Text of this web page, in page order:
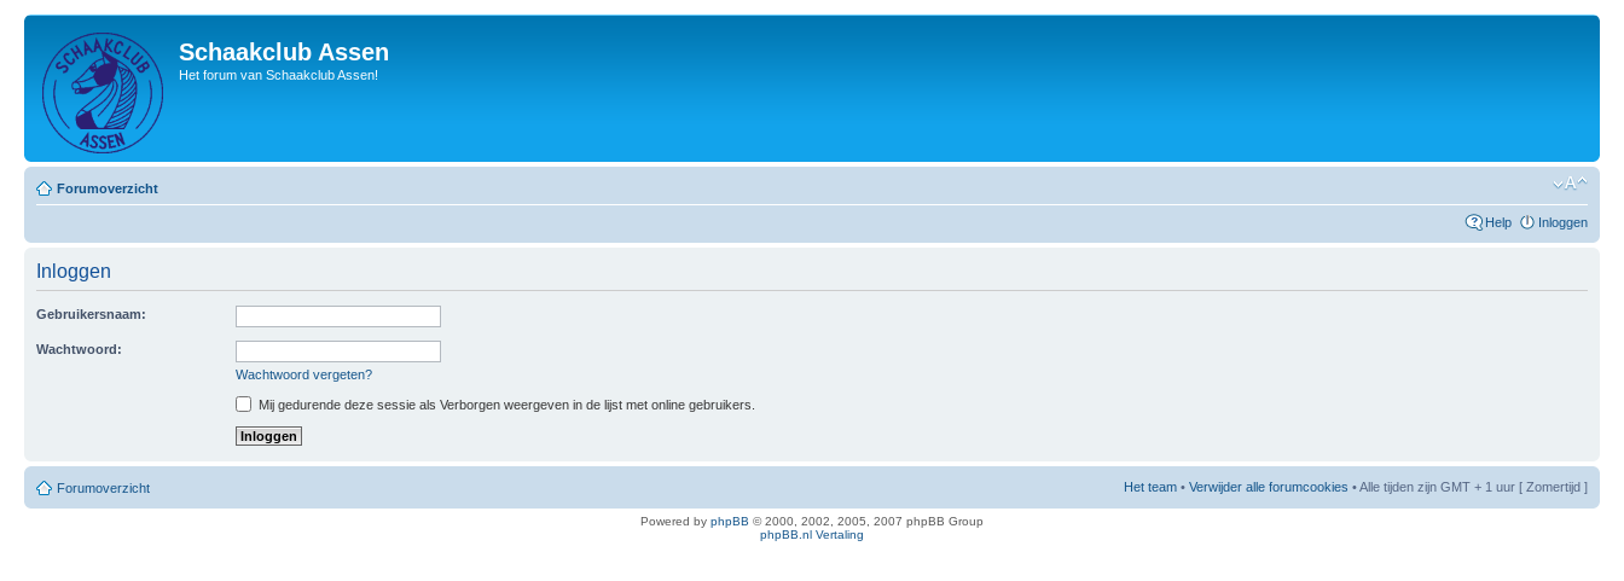
Schaakclub Assen
Het forum van Schaakclub Assen!
Forumoverzicht
Help Inloggen
Inloggen
Gebruikersnaam:
Wachtwoord:
Wachtwoord vergeten?
Mij gedurende deze sessie als Verborgen weergeven in de lijst met online gebruikers.
Forumoverzicht Het team • Verwijder alle forumcookies • Alle tijden zijn GMT + 1 uur [ Zomertijd ]
Powered by phpBB © 2000, 2002, 2005, 2007 phpBB Group
phpBB.nl Vertaling